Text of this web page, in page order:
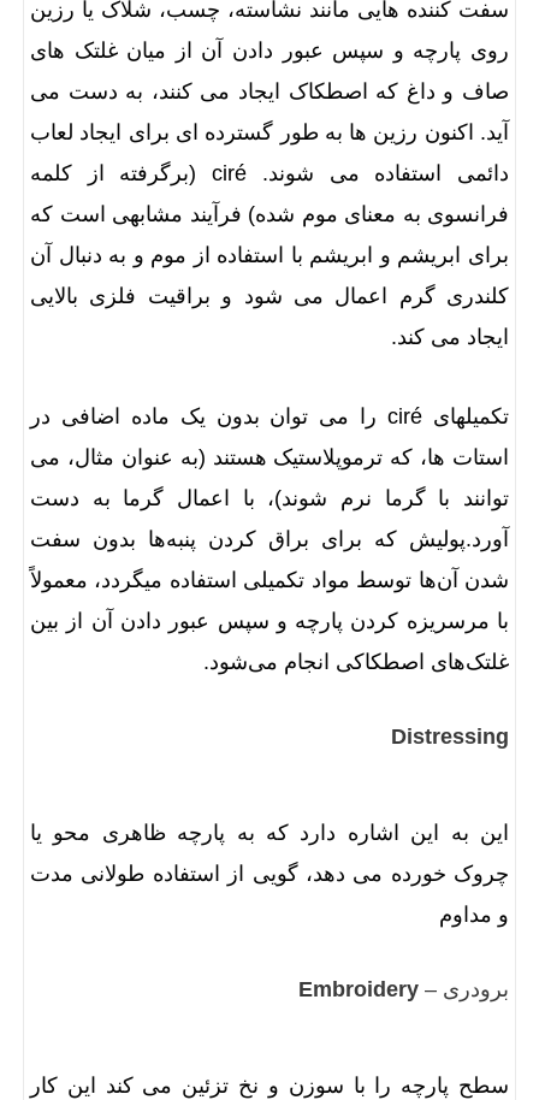
سفت کننده هایی مانند نشاسته، چسب، شلاک یا رزین
روی پارچه و سپس عبور دادن آن از میان غلتک های
صاف و داغ که اصطکاک ایجاد می کنند، به دست می
آید. اکنون رزین ها به طور گسترده ای برای ایجاد لعاب
دائمی استفاده می شوند. ciré (برگرفته از کلمه
فرانسوی به معنای موم شده) فرآیند مشابهی است که
برای ابریشم و ابریشم با استفاده از موم و به دنبال آن
کلندری گرم اعمال می شود و براقیت فلزی بالایی
ایجاد می کند.
تکمیلهای ciré را می توان بدون یک ماده اضافی در
استات ها، که ترموپلاستیک هستند (به عنوان مثال، می
توانند با گرما نرم شوند)، با اعمال گرما به دست
آورد.پولیش که برای براق کردن پنبه‌ها بدون سفت
شدن آن‌ها توسط مواد تکمیلی استفاده میگردد، معمولاً
با مرسریزه کردن پارچه و سپس عبور دادن آن از بین
غلتک‌های اصطکاکی انجام می‌شود.
Distressing
این به این اشاره دارد که به پارچه ظاهری محو یا
چروک خورده می دهد، گویی از استفاده طولانی مدت
و مداوم
برودری – Embroidery
سطح پارچه را با سوزن و نخ تزئین می کند این کار